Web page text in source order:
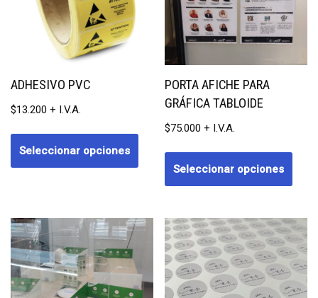
ADHESIVO PVC
$13.200
Seleccionar opciones
PORTA AFICHE PARA
GRÁFICA TABLOIDE
$75.000
Seleccionar opciones